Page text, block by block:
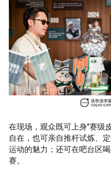
在现场，观众既可上身"赛级
自在，也可亲自推杆试炼、
运动的魅力；还可在吧台区
赛。